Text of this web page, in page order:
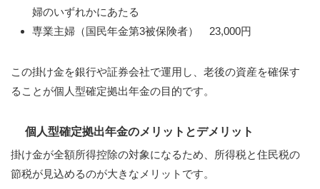
婦のいずれかにあたる
専業主婦（国民年金第3被保険者） 23,000円
この掛け金を銀行や証券会社で運用し、老後の資産を確保す
ることが個人型確定拠出年金の目的です。
個人型確定拠出年金のメリットとデメリット
掛け金が全額所得控除の対象になるため、所得税と住民税の
節税が見込めるのが大きなメリットです。